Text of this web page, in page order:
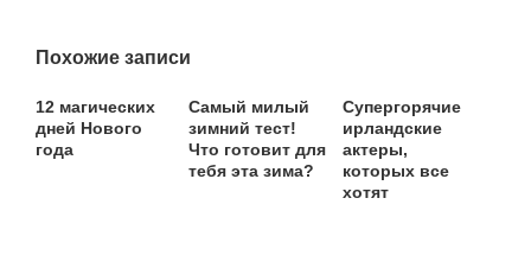
Похожие записи
12 магических
дней Нового
года
Самый милый
зимний тест!
Что готовит для
тебя эта зима?
Супергорячие
ирландские
актеры,
которых все
хотят